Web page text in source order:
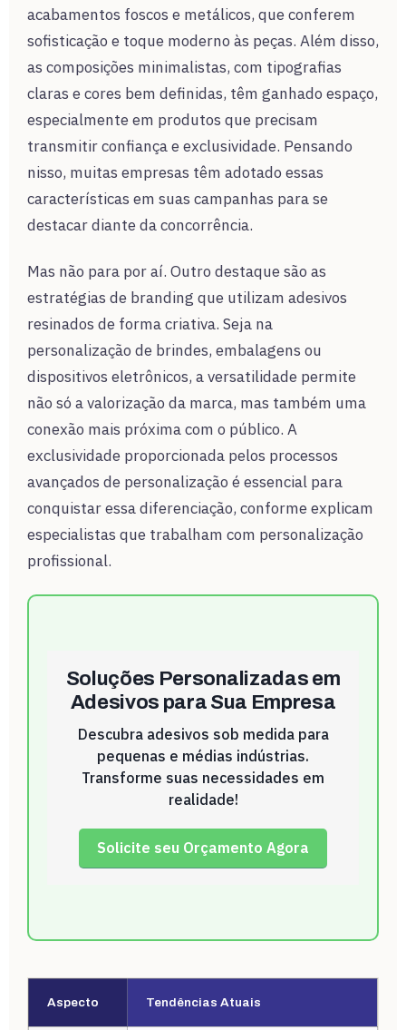
acabamentos foscos e metálicos, que conferem
sofisticação e toque moderno às peças. Além disso,
as composições minimalistas, com tipografias
claras e cores bem definidas, têm ganhado espaço,
especialmente em produtos que precisam
transmitir confiança e exclusividade. Pensando
nisso, muitas empresas têm adotado essas
características em suas campanhas para se
destacar diante da concorrência.
Mas não para por aí. Outro destaque são as
estratégias de branding que utilizam adesivos
resinados de forma criativa. Seja na
personalização de brindes, embalagens ou
dispositivos eletrônicos, a versatilidade permite
não só a valorização da marca, mas também uma
conexão mais próxima com o público. A
exclusividade proporcionada pelos processos
avançados de personalização é essencial para
conquistar essa diferenciação, conforme explicam
especialistas que trabalham com personalização
profissional.
Soluções Personalizadas em
Adesivos para Sua Empresa
Descubra adesivos sob medida para
pequenas e médias indústrias.
Transforme suas necessidades em
realidade!
Solicite seu Orçamento Agora
Aspecto Tendências Atuais